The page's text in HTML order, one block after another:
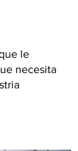
le
necesita